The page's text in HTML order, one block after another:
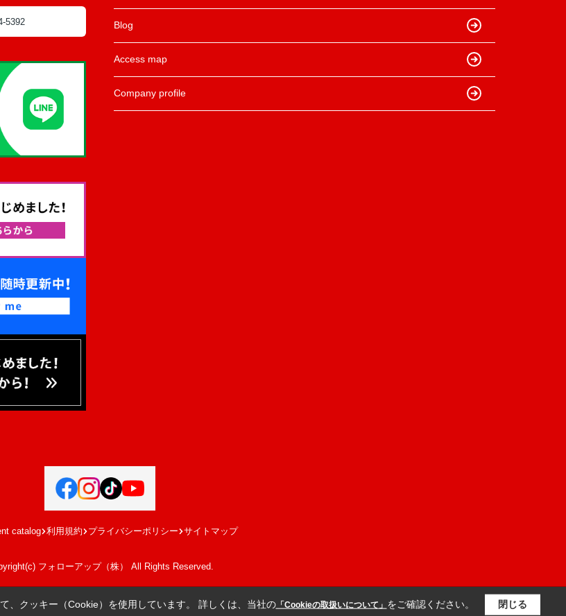
5392 Blog
Access map
Company profile
catalog 利用規約 プライバシーポリシー サイトマップ
フォローアップ（株） All Rights Reserved.
、クッキー（Cookie）を使用しています。 詳しくは、当社の「Cookieの取扱いについて」 をご確認ください。 閉じる